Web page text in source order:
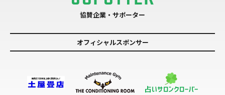
協賛企業・サポーター
オフィシャルスポンサー